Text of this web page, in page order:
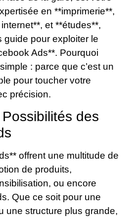
en **imprimerie**,
et **études**,
guide pour exploiter le
Ads**. Pourquoi
: parce que c’est un
pour toucher votre
précision.
des
offrent une multitude de
de produits,
ou encore
Que ce soit pour une
une structure plus grande,